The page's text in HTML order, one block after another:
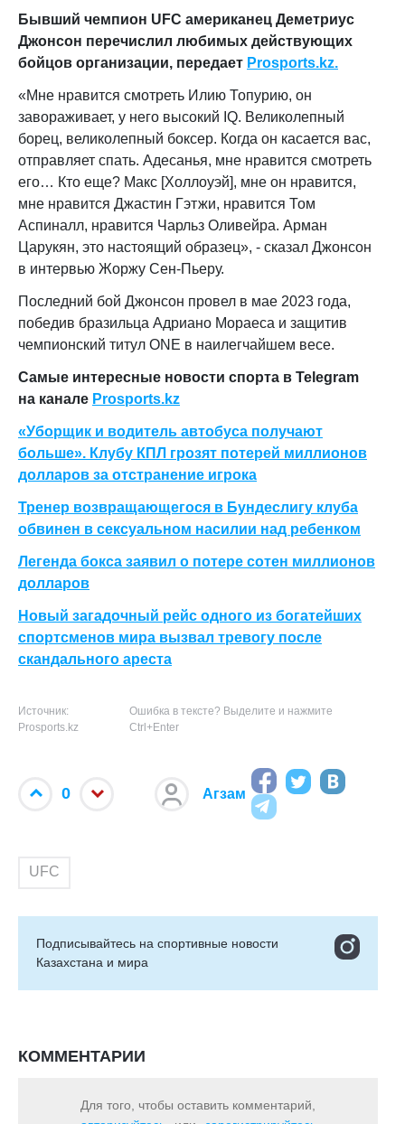
Бывший чемпион UFC американец Деметриус
Джонсон перечислил любимых действующих
бойцов организации, передает Prosports.kz.
«Мне нравится смотреть Илию Топурию, он
завораживает, у него высокий IQ. Великолепный
борец, великолепный боксер. Когда он касается вас,
отправляет спать. Адесанья, мне нравится смотреть
его… Кто еще? Макс [Холлоуэй], мне он нравится,
мне нравится Джастин Гэтжи, нравится Том
Аспиналл, нравится Чарльз Оливейра. Арман
Царукян, это настоящий образец», - сказал Джонсон
в интервью Жоржу Сен-Пьеру.
Последний бой Джонсон провел в мае 2023 года,
победив бразильца Адриано Мораеса и защитив
чемпионский титул ONE в наилегчайшем весе.
Самые интересные новости спорта в Telegram
на канале Prosports.kz
«Уборщик и водитель автобуса получают
больше». Клубу КПЛ грозят потерей миллионов
долларов за отстранение игрока
Тренер возвращающегося в Бундеслигу клуба
обвинен в сексуальном насилии над ребенком
Легенда бокса заявил о потере сотен миллионов
долларов
Новый загадочный рейс одного из богатейших
спортсменов мира вызвал тревогу после
скандального ареста
Источник:
Prosports.kz
Ошибка в тексте? Выделите и нажмите
Ctrl+Enter
0 Агзам
UFC
Подписывайтесь на cпортивные новости
Казахстана и мира
КОММЕНТАРИИ
Для того, чтобы оставить комментарий,